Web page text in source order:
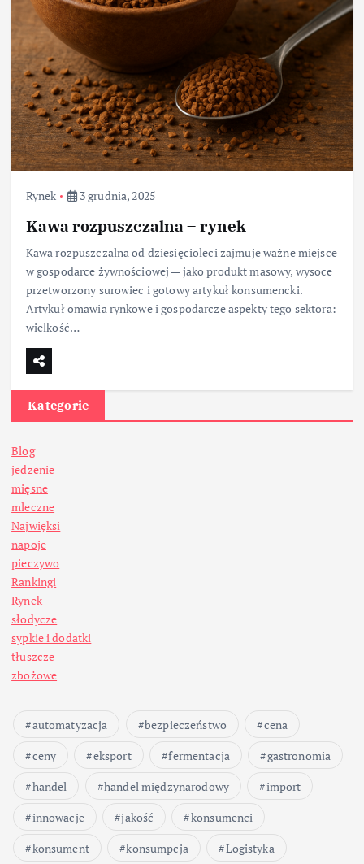
Rynek 3 grudnia, 2025
Kawa rozpuszczalna – rynek
Kawa rozpuszczalna od dziesięcioleci zajmuje ważne miejsce
w gospodarce żywnościowej — jako produkt masowy, wysoce
przetworzony surowiec i gotowy artykuł konsumencki.
Artykuł omawia rynkowe i gospodarcze aspekty tego sektora:
wielkość…
Kategorie
Blog
jedzenie
mięsne
mleczne
Najwięksi
napoje
pieczywo
Rankingi
Rynek
słodycze
sypkie i dodatki
tłuszcze
zbożowe
automatyzacja bezpieczeństwo
cena
ceny
eksport fermentacja
gastronomia
handel
handel międzynarodowy
import
innowacje
jakość
konsumenci
konsument
konsumpcja
Logistyka